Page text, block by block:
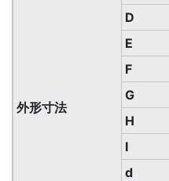
外形寸法
D
E
F
G
H
I
d